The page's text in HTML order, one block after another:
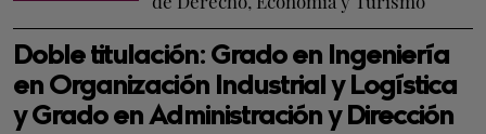
Doble titulación: Grado en Ingeniería
en Organización Industrial y Logística
y Grado en Administración y Dirección